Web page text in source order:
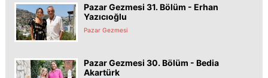
Pazar Gezmesi 31. Bölüm - Erhan
Yazıcıoğlu
Pazar Gezmesi
Pazar Gezmesi 30. Bölüm - Bedia
Akartürk